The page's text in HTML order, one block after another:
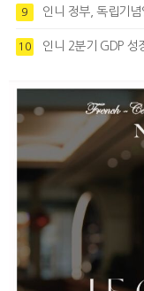
9 인니 정부, 독립기념
10 인니 2분기 GDP